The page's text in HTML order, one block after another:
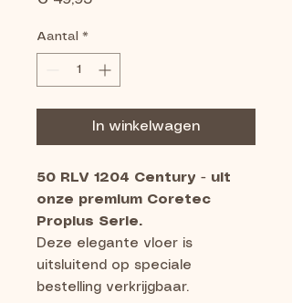
Aantal *
In winkelwagen
50 RLV 1204 Century - uit
onze premium Coretec
Proplus Serie.
Deze elegante vloer is
uitsluitend op speciale
bestelling verkrijgbaar.